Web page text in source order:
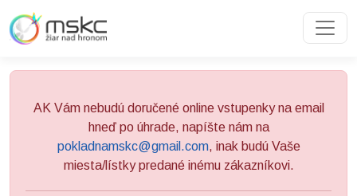
AK Vám nebudú doručené online vstupenky na email
hneď po úhrade, napíšte nám na
pokladnamskc@gmail.com, inak budú Vaše
miesta/lístky predané inému zákazníkovi.